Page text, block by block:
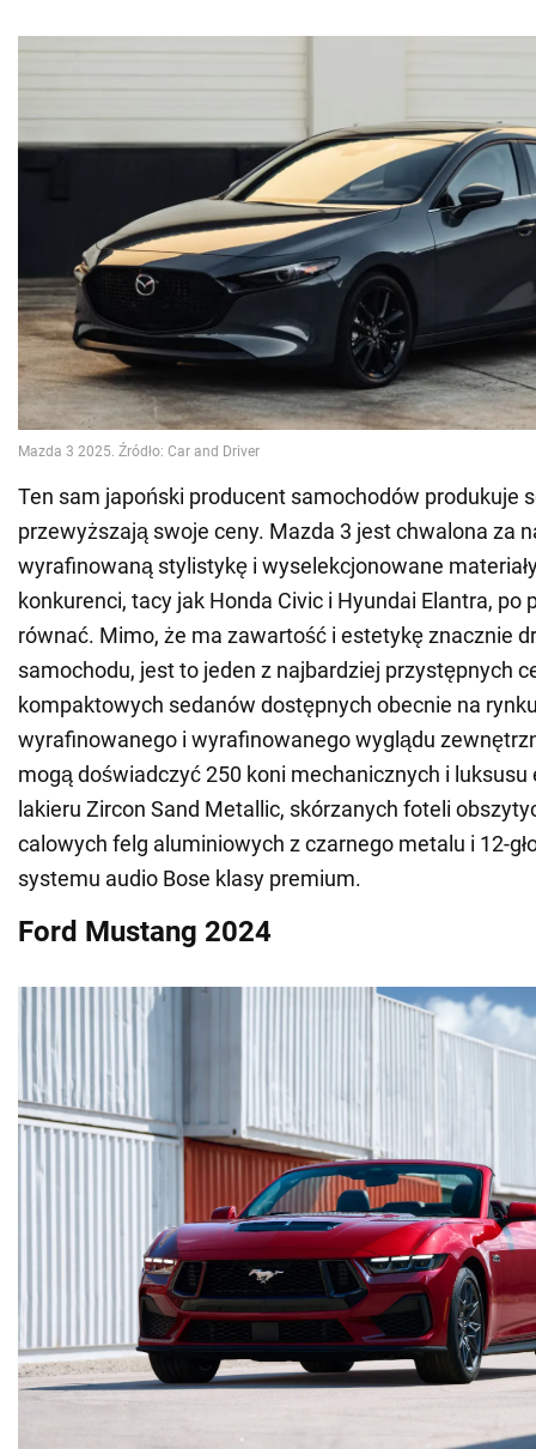
Ten sam japoński producent samochodów produkuje
przewyższają swoje ceny. Mazda 3 jest chwalona za
wyrafinowaną stylistykę i wyselekcjonowane
konkurenci, tacy jak Honda Civic i Hyundai Elantra, po
równać. Mimo, że ma zawartość i estetykę znacznie
samochodu, jest to jeden z najbardziej przystępnych
kompaktowych sedanów dostępnych obecnie na
wyrafinowanego i wyrafinowanego wyglądu
mogą doświadczyć 250 koni mechanicznych i
lakieru Zircon Sand Metallic, skórzanych foteli
calowych felg aluminiowych z czarnego metalu i 12-
systemu audio Bose klasy premium.
Ford Mustang 2024